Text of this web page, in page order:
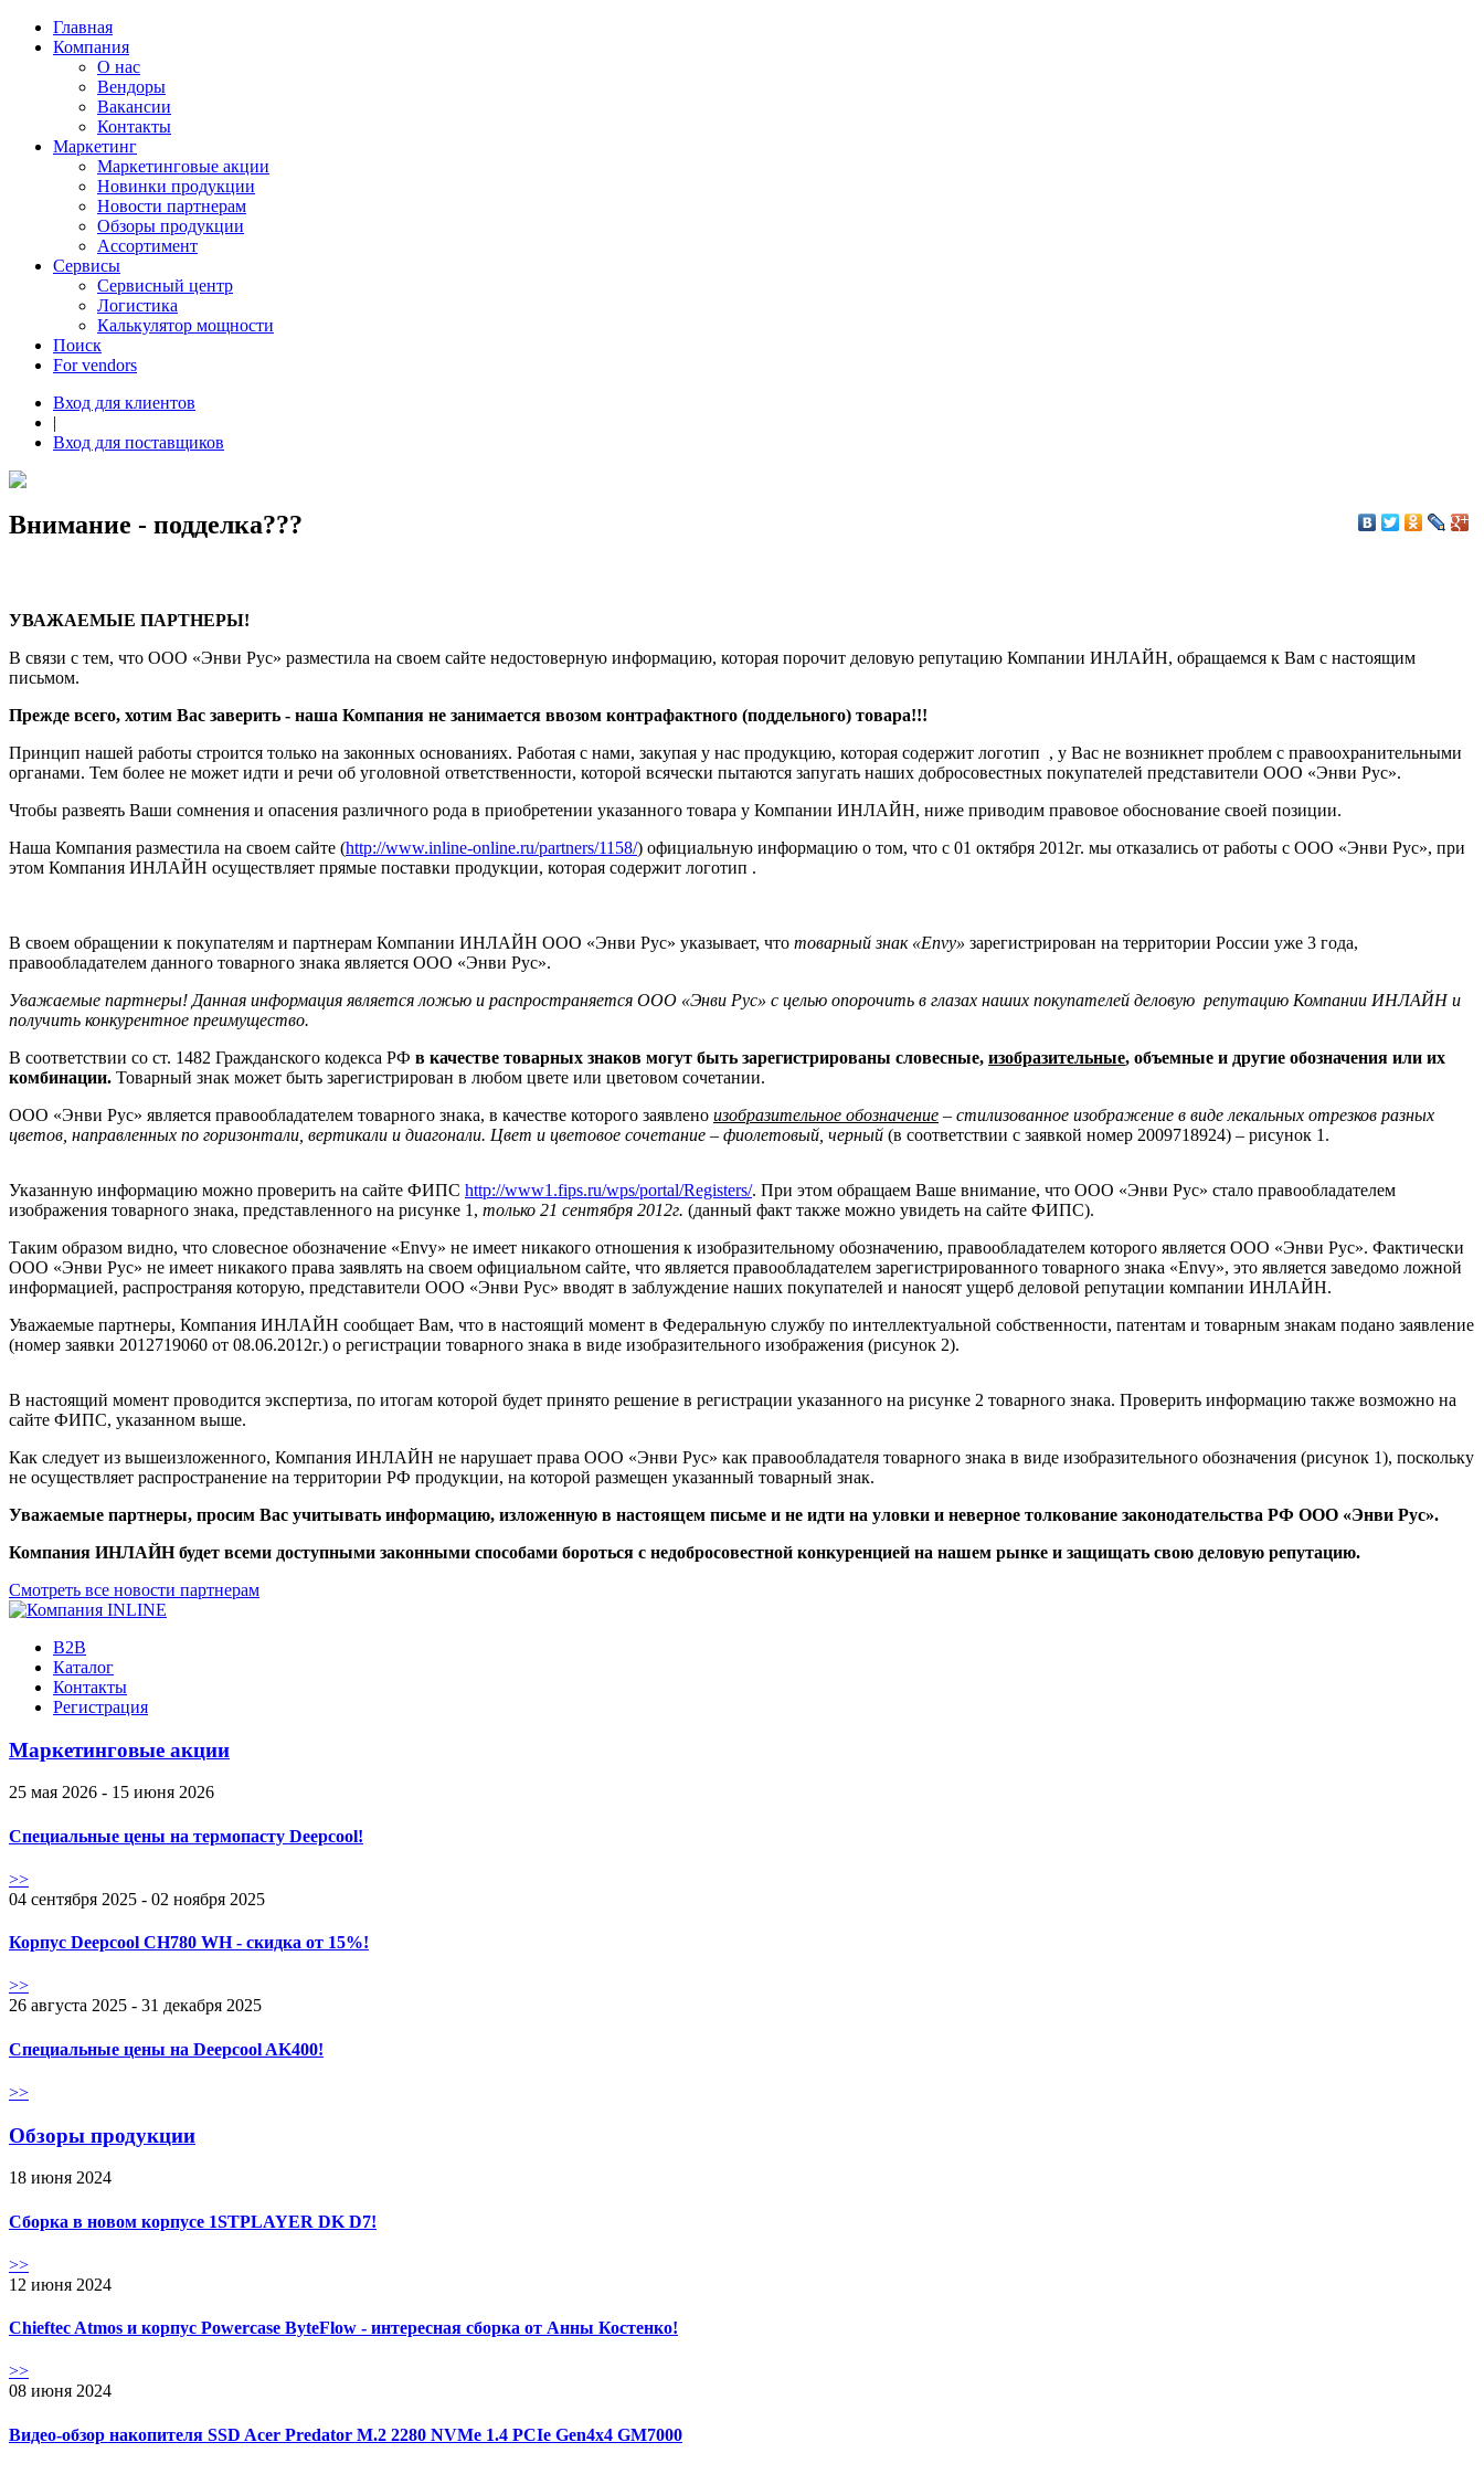
Главная
Компания
О нас
Вендоры
Вакансии
Контакты
Маркетинг
Маркетинговые акции
Новинки продукции
Новости партнерам
Обзоры продукции
Ассортимент
Сервисы
Сервисный центр
Логистика
Калькулятор мощности
Поиск
For vendors
Вход для клиентов
|
Вход для поставщиков
Внимание - подделка???
УВАЖАЕМЫЕ ПАРТНЕРЫ!
В связи с тем, что ООО «Энви Рус» разместила на своем сайте недостоверную информацию, которая порочит деловую репутацию Компании ИНЛАЙН, обращаемся к Вам с настоящим
письмом.
Прежде всего, хотим Вас заверить - наша Компания не занимается ввозом контрафактного (поддельного) товара!!!
Принцип нашей работы строится только на законных основаниях. Работая с нами, закупая у нас продукцию, которая содержит логотип , у Вас не возникнет проблем с правоохранительными
органами. Тем более не может идти и речи об уголовной ответственности, которой всячески пытаются запугать наших добросовестных покупателей представители ООО «Энви Рус».
Чтобы развеять Ваши сомнения и опасения различного рода в приобретении указанного товара у Компании ИНЛАЙН, ниже приводим правовое обоснование своей позиции.
Наша Компания разместила на своем сайте (http://www.inline-online.ru/partners/1158/) официальную информацию о том, что с 01 октября 2012г. мы отказались от работы с ООО «Энви Рус», при
этом Компания ИНЛАЙН осуществляет прямые поставки продукции, которая содержит логотип .
В своем обращении к покупателям и партнерам Компании ИНЛАЙН ООО «Энви Рус» указывает, что товарный знак «Envy» зарегистрирован на территории России уже 3 года,
правообладателем данного товарного знака является ООО «Энви Рус».
Уважаемые партнеры! Данная информация является ложью и распространяется ООО «Энви Рус» с целью опорочить в глазах наших покупателей деловую репутацию Компании ИНЛАЙН и
получить конкурентное преимущество.
В соответствии со ст. 1482 Гражданского кодекса РФ в качестве товарных знаков могут быть зарегистрированы словесные, изобразительные, объемные и другие обозначения или их
комбинации. Товарный знак может быть зарегистрирован в любом цвете или цветовом сочетании.
ООО «Энви Рус» является правообладателем товарного знака, в качестве которого заявлено изобразительное обозначение – стилизованное изображение в виде лекальных отрезков разных
цветов, направленных по горизонтали, вертикали и диагонали. Цвет и цветовое сочетание – фиолетовый, черный (в соответствии с заявкой номер 2009718924) – рисунок 1.
Указанную информацию можно проверить на сайте ФИПС http://www1.fips.ru/wps/portal/Registers/. При этом обращаем Ваше внимание, что ООО «Энви Рус» стало правообладателем
изображения товарного знака, представленного на рисунке 1, только 21 сентября 2012г. (данный факт также можно увидеть на сайте ФИПС).
Таким образом видно, что словесное обозначение «Envy» не имеет никакого отношения к изобразительному обозначению, правообладателем которого является ООО «Энви Рус». Фактически
ООО «Энви Рус» не имеет никакого права заявлять на своем официальном сайте, что является правообладателем зарегистрированного товарного знака «Envy», это является заведомо ложной
информацией, распространяя которую, представители ООО «Энви Рус» вводят в заблуждение наших покупателей и наносят ущерб деловой репутации компании ИНЛАЙН.
Уважаемые партнеры, Компания ИНЛАЙН сообщает Вам, что в настоящий момент в Федеральную службу по интеллектуальной собственности, патентам и товарным знакам подано заявление
(номер заявки 2012719060 от 08.06.2012г.) о регистрации товарного знака в виде изобразительного изображения (рисунок 2).
В настоящий момент проводится экспертиза, по итогам которой будет принято решение в регистрации указанного на рисунке 2 товарного знака. Проверить информацию также возможно на
сайте ФИПС, указанном выше.
Как следует из вышеизложенного, Компания ИНЛАЙН не нарушает права ООО «Энви Рус» как правообладателя товарного знака в виде изобразительного обозначения (рисунок 1), поскольку
не осуществляет распространение на территории РФ продукции, на которой размещен указанный товарный знак.
Уважаемые партнеры, просим Вас учитывать информацию, изложенную в настоящем письме и не идти на уловки и неверное толкование законодательства РФ ООО «Энви Рус».
Компания ИНЛАЙН будет всеми доступными законными способами бороться с недобросовестной конкуренцией на нашем рынке и защищать свою деловую репутацию.
Смотреть все новости партнерам
B2B
Каталог
Контакты
Регистрация
Маркетинговые акции
25 мая 2026 - 15 июня 2026
Специальные цены на термопасту Deepcool!
>>
04 сентября 2025 - 02 ноября 2025
Корпус Deepcool CH780 WH - скидка от 15%!
>>
26 августа 2025 - 31 декабря 2025
Специальные цены на Deepcool AK400!
>>
Обзоры продукции
18 июня 2024
Сборка в новом корпусе 1STPLAYER DK D7!
>>
12 июня 2024
Chieftec Atmos и корпус Powercase ByteFlow - интересная сборка от Анны Костенко!
>>
08 июня 2024
Видео-обзор накопителя SSD Acer Predator M.2 2280 NVMe 1.4 PCIe Gen4х4 GM7000